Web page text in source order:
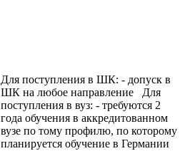
Для поступления в ШК: - допуск в
ШК на любое направление Для
поступления в вуз: - требуются 2
года обучения в аккредитованном
вузе по тому профилю, по которому
планируется обучение в Германии